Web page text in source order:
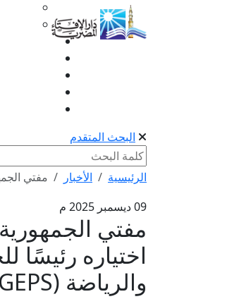
البحث المتقدم
الرئيسية الأخبار
مفتي
09 ديسمبر 2025 م
مفتي
اختياره رئيسًا
والرياضة (CIGEPS) بمنظمة اليونسكو